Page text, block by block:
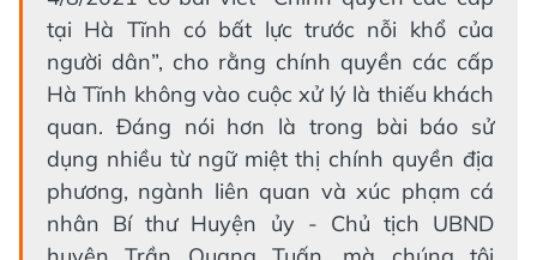
tại Hà Tĩnh có bất lực trước nỗi khổ của
người dân”, cho rằng chính quyền các cấp
Hà Tĩnh không vào cuộc xử lý là thiếu khách
quan. Đáng nói hơn là trong bài báo sử
dụng nhiều từ ngữ miệt thị chính quyền địa
phương, ngành liên quan và xúc phạm cá
nhân Bí thư Huyện ủy - Chủ tịch UBND